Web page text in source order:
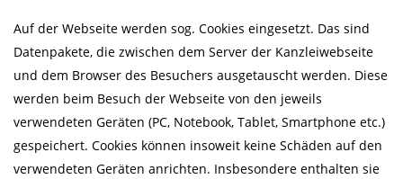
Auf der Webseite werden sog. Cookies eingesetzt. Das sind
Datenpakete, die zwischen dem Server der Kanzleiwebseite
und dem Browser des Besuchers ausgetauscht werden. Diese
werden beim Besuch der Webseite von den jeweils
verwendeten Geräten (PC, Notebook, Tablet, Smartphone etc.)
gespeichert. Cookies können insoweit keine Schäden auf den
verwendeten Geräten anrichten. Insbesondere enthalten sie